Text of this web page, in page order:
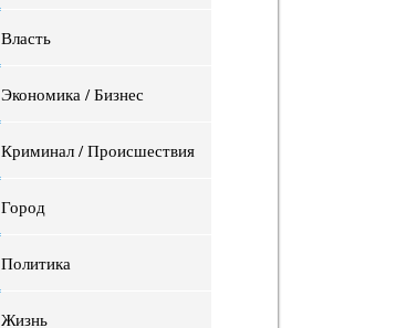
Власть
Экономика / Бизнес
Криминал / Происшествия
Город
Политика
Жизнь